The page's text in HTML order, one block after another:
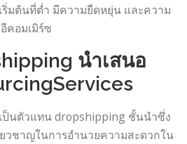
มต้นที่ต่ำ มีความยืดหยุ่น และความ
คอมเมิร์ซ
นำเสนอ
ป็นตัวแทน dropshipping ชั้นนำซึ่ง
วชาญในการอำนวยความสะดวกใน